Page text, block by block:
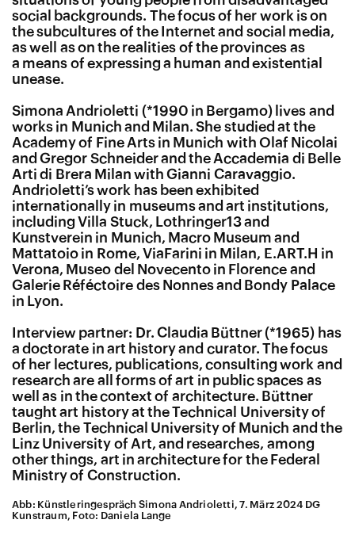
social backgrounds. The focus of her work is on
the subcultures of the Internet and social media,
as well as on the realities of the provinces as
a means of expressing a human and existential
unease.
Simona Andrioletti (*1990 in Bergamo) lives and
works in Munich and Milan. She studied at the
Academy of Fine Arts in Munich with Olaf Nicolai
and Gregor Schneider and the Accademia di Belle
Arti di Brera Milan with Gianni Caravaggio.
Andrioletti’s work has been exhibited
internationally in museums and art institutions,
including Villa Stuck, Lothringer13 and
Kunstverein in Munich, Macro Museum and
Mattatoio in Rome, ViaFarini in Milan, E.ART.H in
Verona, Museo del Novecento in Florence and
Galerie Réféctoire des Nonnes and Bondy Palace
in Lyon.
Interview partner: Dr. Claudia Büttner (*1965) has
a doctorate in art history and curator. The focus
of her lectures, publications, consulting work and
research are all forms of art in public spaces as
well as in the context of architecture. Büttner
taught art history at the Technical University of
Berlin, the Technical University of Munich and the
Linz University of Art, and researches, among
other things, art in architecture for the Federal
Ministry of Construction.
Abb: Künstleringespräch Simona Andrioletti, 7. März 2024 DG
Kunstraum, Foto: Daniela Lange